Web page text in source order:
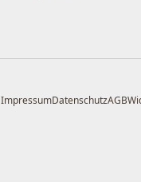
ImpressumDatenschutzAGB